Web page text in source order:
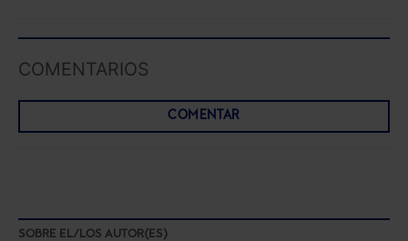
COMENTARIOS
COMENTAR
SOBRE EL/LOS AUTOR(ES)